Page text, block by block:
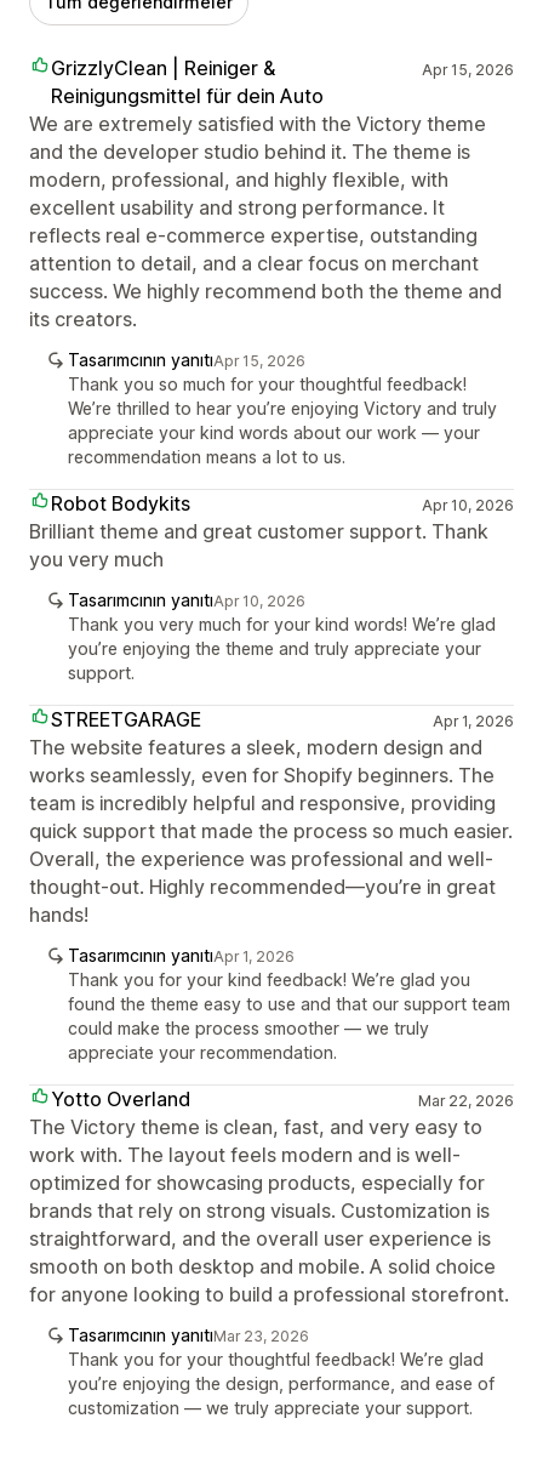
GrizzlyClean | Reiniger &
Reinigungsmittel für dein Auto
Apr 15, 2026
We are extremely satisfied with the Victory theme
and the developer studio behind it. The theme is
modern, professional, and highly flexible, with
excellent usability and strong performance. It
reflects real e-commerce expertise, outstanding
attention to detail, and a clear focus on merchant
success. We highly recommend both the theme and
its creators.
Tasarımcının yanıtıApr 15, 2026
Thank you so much for your thoughtful feedback!
We’re thrilled to hear you’re enjoying Victory and truly
appreciate your kind words about our work — your
recommendation means a lot to us.
Robot Bodykits Apr 10, 2026
Brilliant theme and great customer support. Thank
you very much
Tasarımcının yanıtıApr 10, 2026
Thank you very much for your kind words! We’re glad
you’re enjoying the theme and truly appreciate your
support.
STREETGARAGE Apr 1, 2026
The website features a sleek, modern design and
works seamlessly, even for Shopify beginners. The
team is incredibly helpful and responsive, providing
quick support that made the process so much easier.
Overall, the experience was professional and well-
thought-out. Highly recommended—you’re in great
hands!
Tasarımcının yanıtıApr 1, 2026
Thank you for your kind feedback! We’re glad you
found the theme easy to use and that our support team
could make the process smoother — we truly
appreciate your recommendation.
Yotto Overland Mar 22, 2026
The Victory theme is clean, fast, and very easy to
work with. The layout feels modern and is well-
optimized for showcasing products, especially for
brands that rely on strong visuals. Customization is
straightforward, and the overall user experience is
smooth on both desktop and mobile. A solid choice
for anyone looking to build a professional storefront.
Tasarımcının yanıtıMar 23, 2026
Thank you for your thoughtful feedback! We’re glad
you’re enjoying the design, performance, and ease of
customization — we truly appreciate your support.